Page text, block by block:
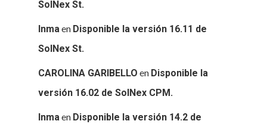
SolNex St.
Inmaen Disponible la versión 16.11 de
SolNex St.
CAROLINA GARIBELLO en Disponible la
versión 16.02 de SolNex CPM.
Inmaen Disponible la versión 14.2 de